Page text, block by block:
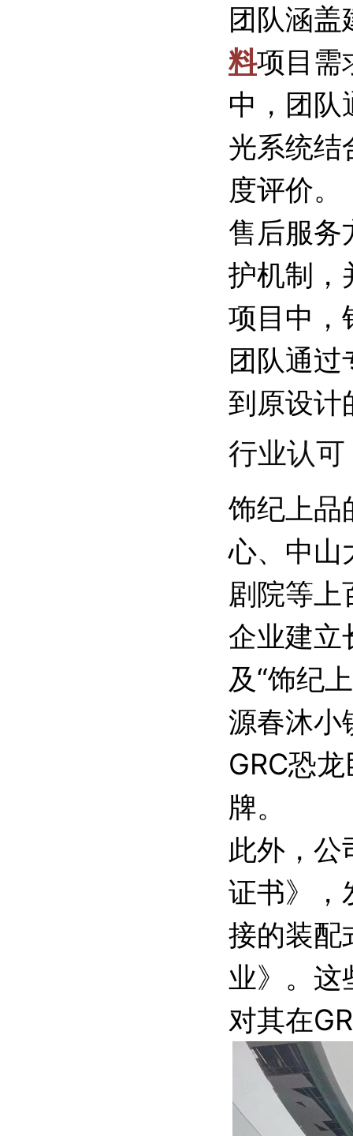
团队涵盖
料项目需
中，团队
光系统结
度评价。
售后服务
护机制，
项目中，
团队通过
到原设计
行业认
饰纪上品
心、中山
剧院等上
企业建立
及“饰纪
源春沐小
GRC恐
牌。
此外，公
证书》，
接的装配
业》。这
对其在